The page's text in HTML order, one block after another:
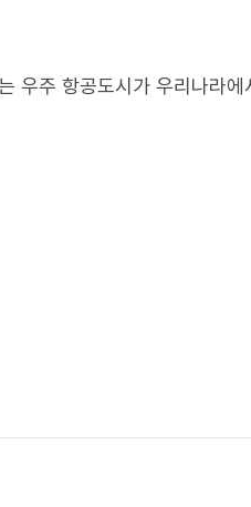
우주 항공도시가 우리나라에